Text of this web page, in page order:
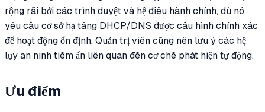
rộng rãi bởi các trình duyệt và hệ điều hành chính, dù nó
yêu cầu cơ sở hạ tầng DHCP/DNS được cấu hình chính xác
để hoạt động ổn định. Quản trị viên cũng nên lưu ý các hệ
lụy an ninh tiềm ẩn liên quan đến cơ chế phát hiện tự động.
Ưu điểm